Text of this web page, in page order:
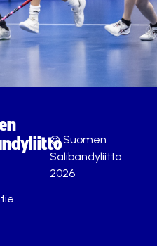
© Suomen
Salibandyliitto
2026